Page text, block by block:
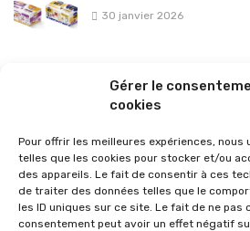
Gérer le
cookies
Pour offrir les meilleures expériences,
telles que les cookies pour stocker et/ou
des appareils. Le fait de consentir à ces
de traiter des données telles que le
les ID uniques sur ce site. Le fait de ne pas
consentement peut avoir un effet négatif
30 janvier 2026